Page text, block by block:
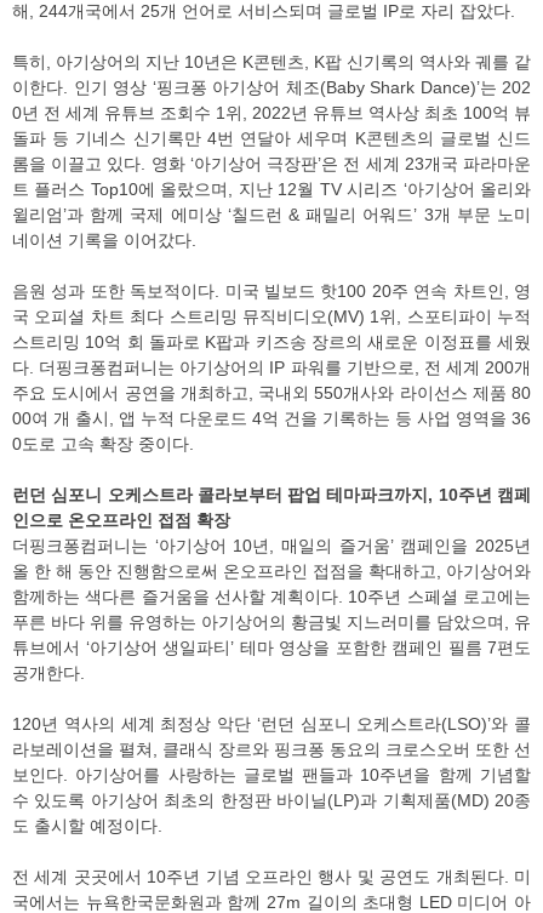
해, 244개국에서 25개 언어로 서비스되며 글로벌 IP로 자리 잡았다.
특히, 아기상어의 지난 10년은 K콘텐츠, K팝 신기록의 역사와 궤를 같
이한다. 인기 영상 ‘핑크퐁 아기상어 체조(Baby Shark Dance)’는 202
0년 전 세계 유튜브 조회수 1위, 2022년 유튜브 역사상 최초 100억 뷰
돌파 등 기네스 신기록만 4번 연달아 세우며 K콘텐츠의 글로벌 신드
롬을 이끌고 있다. 영화 ‘아기상어 극장판’은 전 세계 23개국 파라마운
트 플러스 Top10에 올랐으며, 지난 12월 TV 시리즈 ‘아기상어 올리와
윌리엄’과 함께 국제 에미상 ‘칠드런 & 패밀리 어워드’ 3개 부문 노미
네이션 기록을 이어갔다.
음원 성과 또한 독보적이다. 미국 빌보드 핫100 20주 연속 차트인, 영
국 오피셜 차트 최다 스트리밍 뮤직비디오(MV) 1위, 스포티파이 누적
스트리밍 10억 회 돌파로 K팝과 키즈송 장르의 새로운 이정표를 세웠
다. 더핑크퐁컴퍼니는 아기상어의 IP 파워를 기반으로, 전 세계 200개
주요 도시에서 공연을 개최하고, 국내외 550개사와 라이선스 제품 80
00여 개 출시, 앱 누적 다운로드 4억 건을 기록하는 등 사업 영역을 36
0도로 고속 확장 중이다.
런던 심포니 오케스트라 콜라보부터 팝업 테마파크까지, 10주년 캠페
인으로 온오프라인 접점 확장
더핑크퐁컴퍼니는 ‘아기상어 10년, 매일의 즐거움’ 캠페인을 2025년
올 한 해 동안 진행함으로써 온오프라인 접점을 확대하고, 아기상어와
함께하는 색다른 즐거움을 선사할 계획이다. 10주년 스페셜 로고에는
푸른 바다 위를 유영하는 아기상어의 황금빛 지느러미를 담았으며, 유
튜브에서 ‘아기상어 생일파티’ 테마 영상을 포함한 캠페인 필름 7편도
공개한다.
120년 역사의 세계 최정상 악단 ‘런던 심포니 오케스트라(LSO)’와 콜
라보레이션을 펼쳐, 클래식 장르와 핑크퐁 동요의 크로스오버 또한 선
보인다. 아기상어를 사랑하는 글로벌 팬들과 10주년을 함께 기념할
수 있도록 아기상어 최초의 한정판 바이닐(LP)과 기획제품(MD) 20종
도 출시할 예정이다.
전 세계 곳곳에서 10주년 기념 오프라인 행사 및 공연도 개최된다. 미
국에서는 뉴욕한국문화원과 함께 27m 길이의 초대형 LED 미디어 아